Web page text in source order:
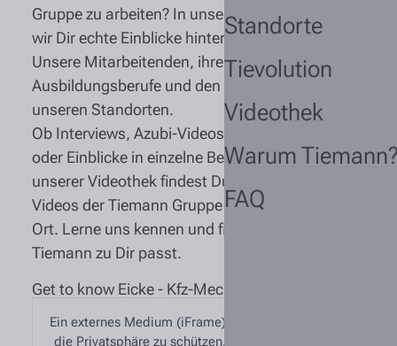
Standorte
Tievolution
Videothek
Warum
FAQ
Gruppe zu arbeiten? In unseren Videos zeigen
wir Dir echte Einblicke hinter die Kulissen:
Unsere Mitarbeitenden, ihre Jobs, unsere
Ausbildungsberufe und den Arbeitsalltag an
unseren Standorten.
Ob Interviews, Azubi-Videos, Event-Rückblicke
oder Einblicke in einzelne Berufsfelder - in
unserer Videothek findest Du alle YouTube-
Videos der Tiemann Gruppe gebündelt an einem
Ort. Lerne uns kennen und finde heraus, ob
Tiemann zu Dir passt.
Get to know Eicke - Kfz-Mechatroniker
Ein externes Medium (iFrame) wurde blockiert, um
die Privatsphäre zu schützen. Zum Abspielen des